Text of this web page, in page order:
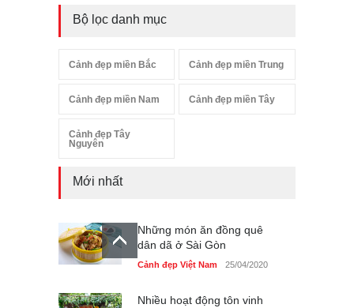
Bộ lọc danh mục
Cảnh đẹp miền Bắc Cảnh đẹp miền Trung
Cảnh đẹp miền Nam Cảnh đẹp miền Tây
Cảnh đẹp Tây
Nguyên
Mới nhất
Những món ăn đồng quê
dân dã ở Sài Gòn
Cảnh đẹp Việt Nam 25/04/2020
Nhiều hoạt động tôn vinh